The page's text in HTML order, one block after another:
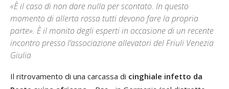
«È il caso di non dare nulla per scontato. In questo
momento di allerta rossa tutti devono fare la propria
parte». È il monito degli esperti in occasione di un recente
incontro presso l’associazione allevatori del Friuli Venezia
Giulia
Il ritrovamento di una carcassa di cinghiale infetto da